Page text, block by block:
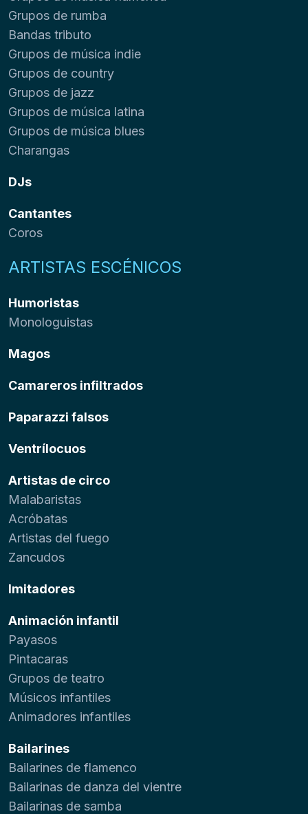
Grupos de rumba
Bandas tributo
Grupos de música indie
Grupos de country
Grupos de jazz
Grupos de música latina
Grupos de música blues
Charangas
DJs
Cantantes
Coros
ARTISTAS ESCÉNICOS
Humoristas
Monologuistas
Magos
Camareros infiltrados
Paparazzi falsos
Ventrílocuos
Artistas de circo
Malabaristas
Acróbatas
Artistas del fuego
Zancudos
Imitadores
Animación infantil
Payasos
Pintacaras
Grupos de teatro
Músicos infantiles
Animadores infantiles
Bailarines
Bailarines de flamenco
Bailarinas de danza del vientre
Bailarinas de samba